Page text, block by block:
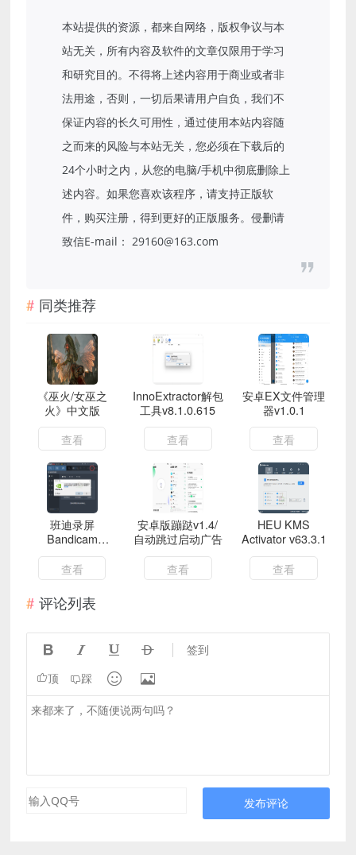
本站提供的资源，都来自网络，版权争议与本
站无关，所有内容及软件的文章仅限用于学习
和研究目的。不得将上述内容用于商业或者非
法用途，否则，一切后果请用户自负，我们不
保证内容的长久可用性，通过使用本站内容随
之而来的风险与本站无关，您必须在下载后的
24个小时之内，从您的电脑/手机中彻底删除上
述内容。如果您喜欢该程序，请支持正版软
件，购买注册，得到更好的正版服务。侵删请
致信E-mail： 29160@163.com
同类推荐
《巫火/女巫之
火》中文版
查看
InnoExtractor解包
工具v8.1.0.615
查看
安卓EX文件管理
器v1.0.1
查看
班迪录屏
Bandicam
v8.3.0.2533便携
版
查看
安卓版蹦跶v1.4/
自动跳过启动广告
查看
HEU KMS
Activator v63.3.1
查看
评论列表
    签到
顶 踩  
发布评论